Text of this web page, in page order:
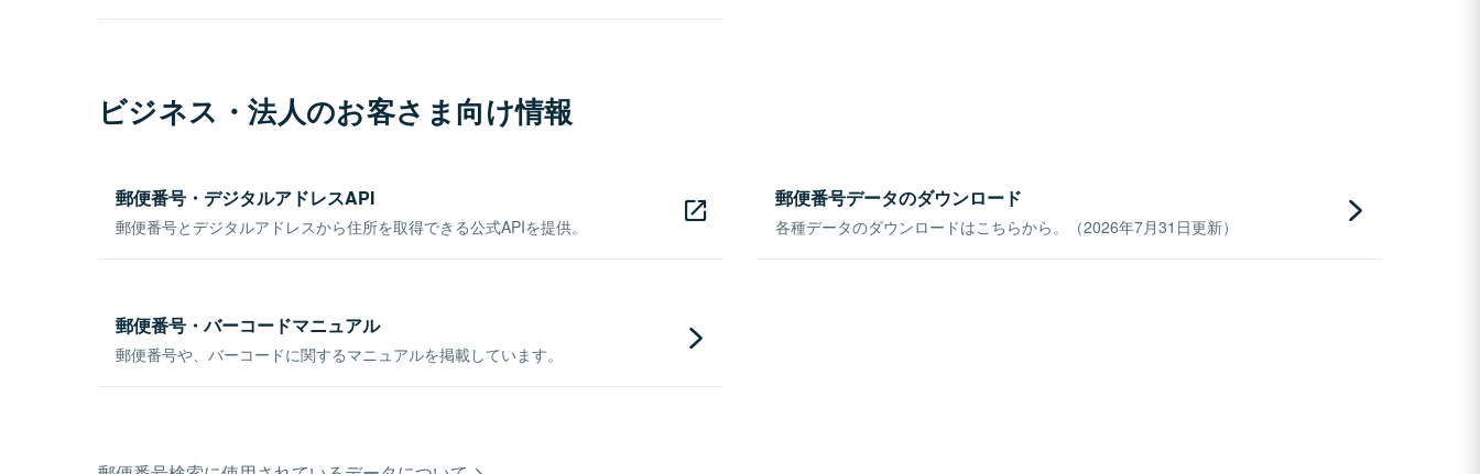
ビジネス・法人のお客さま向け情報
郵便番号・デジタルアドレスAPI
郵便番号とデジタルアドレスから住所を取得できる公式APIを提供。
郵便番号データのダウンロード
各種データのダウンロードはこちらから。（2026年7月31日更新）
郵便番号・バーコードマニュアル
郵便番号や、バーコードに関するマニュアルを掲載しています。